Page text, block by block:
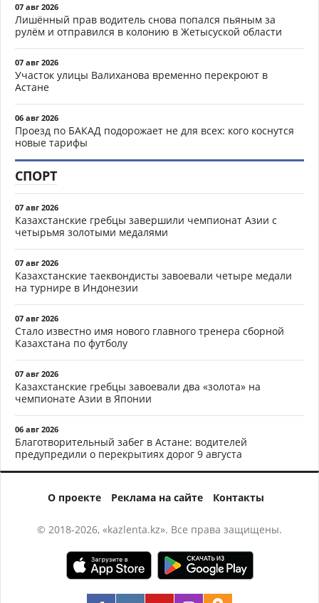
07 авг 2026
Лишённый прав водитель снова попался пьяным за
рулём и отправился в колонию в Жетысуской области
07 авг 2026
Участок улицы Валиханова временно перекроют в
Астане
06 авг 2026
Проезд по БАКАД подорожает не для всех: кого коснутся
новые тарифы
СПОРТ
07 авг 2026
Казахстанские гребцы завершили чемпионат Азии с
четырьмя золотыми медалями
07 авг 2026
Казахстанские таеквондисты завоевали четыре медали
на турнире в Индонезии
07 авг 2026
Стало известно имя нового главного тренера сборной
Казахстана по футболу
07 авг 2026
Казахстанские гребцы завоевали два «золота» на
чемпионате Азии в Японии
06 авг 2026
Благотворительный забег в Астане: водителей
предупредили о перекрытиях дорог 9 августа
О проекте Реклама на сайте Контакты
© 2018-2026, «kazlenta.kz». Все права защищены.